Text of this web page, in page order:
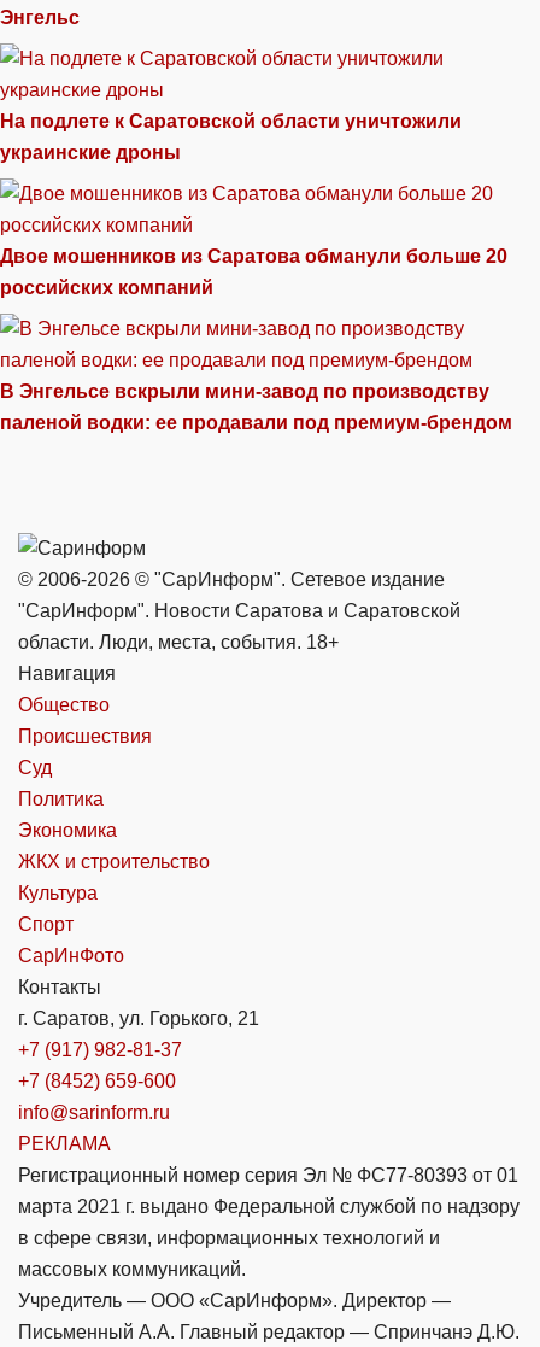
Энгельс
На подлете к Саратовской области уничтожили
украинские дроны
Двое мошенников из Саратова обманули больше 20
российских компаний
В Энгельсе вскрыли мини-завод по производству
паленой водки: ее продавали под премиум-брендом
© 2006-2026 © "СарИнформ". Сетевое издание
"СарИнформ". Новости Саратова и Саратовской
области. Люди, места, события. 18+
Навигация
Общество
Происшествия
Суд
Политика
Экономика
ЖКХ и строительство
Культура
Спорт
СарИнФото
Контакты
г. Саратов, ул. Горького, 21
+7 (917) 982-81-37
+7 (8452) 659-600
info@sarinform.ru
РЕКЛАМА
Регистрационный номер серия Эл № ФС77-80393 от 01
марта 2021 г. выдано Федеральной службой по надзору
в сфере связи, информационных технологий и
массовых коммуникаций.
Учредитель — ООО «СарИнформ». Директор —
Письменный А.А. Главный редактор — Спринчанэ Д.Ю.